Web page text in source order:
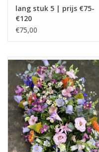
lang stuk 5 | prijs €75-
€120
€75,00